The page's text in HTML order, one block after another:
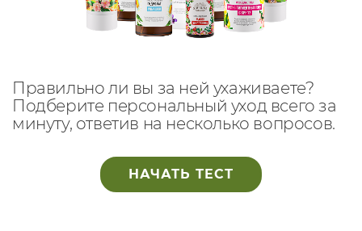
Правильно ли вы за ней ухаживаете?
Подберите персональный уход всего за
минуту, ответив на несколько вопросов.
НАЧАТЬ ТЕСТ